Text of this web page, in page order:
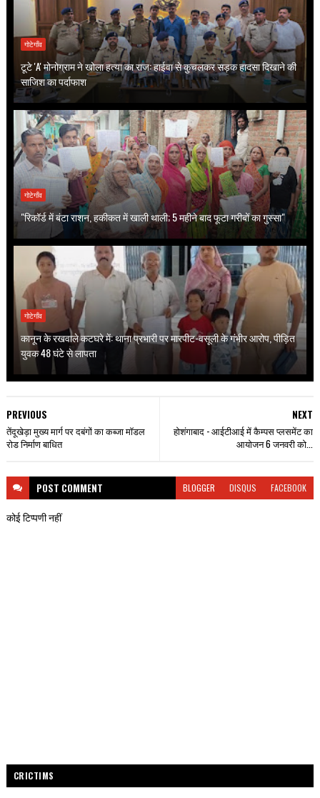
गोटेगाँव
टूटे 'A' मोनोग्राम ने खोला हत्या का राज: हाईवा से कुचलकर सड़क हादसा दिखाने की
साजिश का पर्दाफाश
गोटेगाँव
"रिकॉर्ड में बंटा राशन, हकीकत में खाली थाली; 5 महीने बाद फूटा गरीबों का गुस्सा"
गोटेगाँव
कानून के रखवाले कटघरे में: थाना प्रभारी पर मारपीट-वसूली के गंभीर आरोप, पीड़ित
युवक 48 घंटे से लापता
NEXT
होशंगाबाद - आईटीआई में कैम्पस प्लसमेंट का
आयोजन 6 जनवरी को...
PREVIOUS
तेंदूखेड़ा मुख्य मार्ग पर दबंगों का कब्जा मॉडल
रोड निर्माण बाधित
POST COMMENT BLOGGER DISQUS FACEBOOK
कोई टिप्पणी नहीं
CRICTIMS